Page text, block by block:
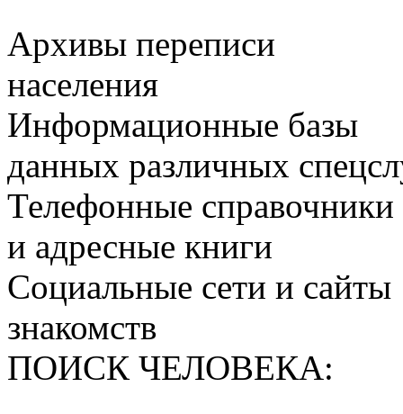
Архивы переписи
населения
Информационные базы
данных различных
Телефонные справочники
и адресные книги
Социальные сети и сайты
знакомств
ПОИСК ЧЕЛОВЕКА: